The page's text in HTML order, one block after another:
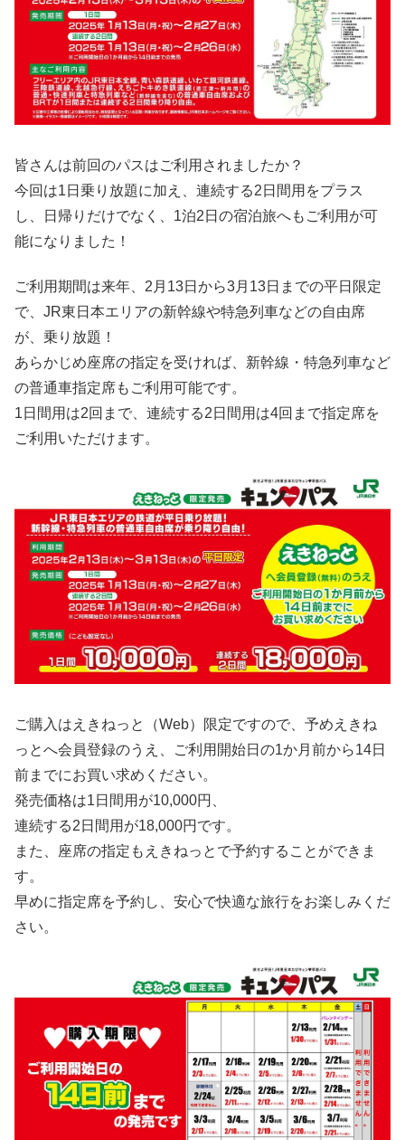
皆さんは前回のパスはご利用されましたか？
今回は1日乗り放題に加え、連続する2日間用をプラス
し、日帰りだけでなく、1泊2日の宿泊旅へもご利用が可
能になりました！
ご利用期間は来年、2月13日から3月13日までの平日限定
で、JR東日本エリアの新幹線や特急列車などの自由席
が、乗り放題！
あらかじめ座席の指定を受ければ、新幹線・特急列車など
の普通車指定席もご利用可能です。
1日間用は2回まで、連続する2日間用は4回まで指定席を
ご利用いただけます。
ご購入はえきねっと（Web）限定ですので、予めえきね
っとへ会員登録のうえ、ご利用開始日の1か月前から14日
前までにお買い求めください。
発売価格は1日間用が10,000円、
連続する2日間用が18,000円です。
また、座席の指定もえきねっとで予約することができま
す。
早めに指定席を予約し、安心で快適な旅行をお楽しみくだ
さい。